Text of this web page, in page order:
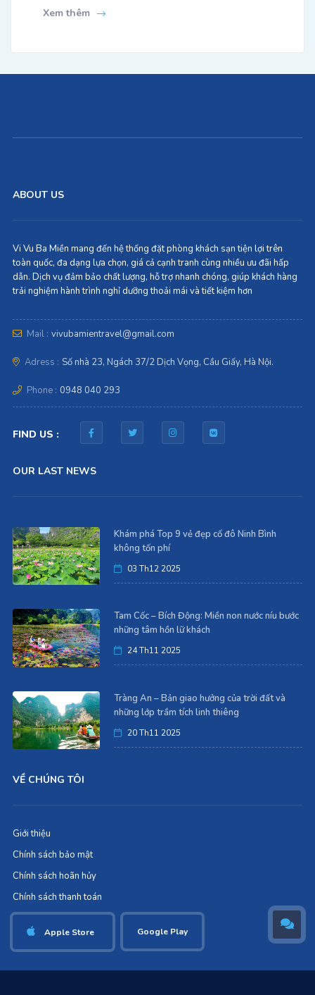
Xem thêm
ABOUT US
Vi Vu Ba Miền mang đến hệ thống đặt phòng khách sạn tiện lợi trên
toàn quốc, đa dạng lựa chọn, giá cả cạnh tranh cùng nhiều ưu đãi hấp
dẫn. Dịch vụ đảm bảo chất lượng, hỗ trợ nhanh chóng, giúp khách hàng
trải nghiệm hành trình nghỉ dưỡng thoải mái và tiết kiệm hơn
Mail : vivubamientravel@gmail.com
Adress : Số nhà 23, Ngách 37/2 Dịch Vọng, Cầu Giấy, Hà Nội.
Phone : 0948 040 293
FIND US :
OUR LAST NEWS
Khám phá Top 9 vẻ đẹp cố đô Ninh Bình
không tốn phí
03 Th12 2025
Tam Cốc – Bích Động: Miền non nước níu bước
những tâm hồn lữ khách
24 Th11 2025
Tràng An – Bản giao hưởng của trời đất và
những lớp trầm tích linh thiêng
20 Th11 2025
VỀ CHÚNG TÔI
Giới thiệu
Chính sách bảo mật
Chính sách hoãn hủy
Chính sách thanh toán
Apple Store Google Play